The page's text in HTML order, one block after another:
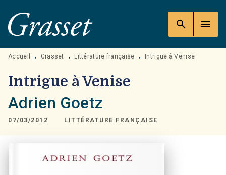
MENU RECHERCHE
PIED DE PAGE
search menu
Accueil • Grasset • Littérature française • Intrigue à Venise
Intrigue à Venise
Adrien Goetz
07/03/2012 LITTÉRATURE FRANÇAISE